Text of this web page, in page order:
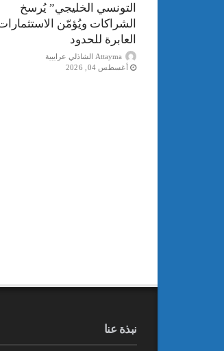
التونسي الخليجي” يُرسخ
الشراكات ويُؤمّن
العابرة للحدود
Attayma الشاذلي عرايبية
أغسطس 04, 2026
نبذة عنا